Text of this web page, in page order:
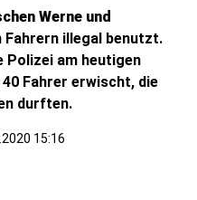
Werne und
Fahrern illegal benutzt.
Polizei am heutigen
Fahrer erwischt, die
durften.
15:16